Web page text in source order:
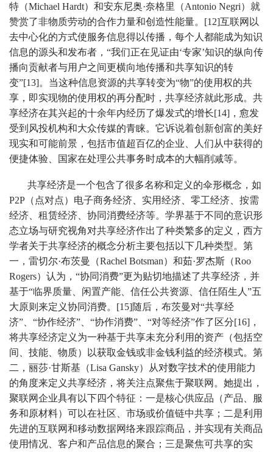
特（Michael Hardt）和安东尼奥·奈格里（Antonio Negri）就
赞赏了非物质劳动的合作力量和创造性能量。[12]互联网以
去中心化的方式使服务信息得以传播，每个人都能成为知识
信息的源头和发布者，“我们正在见证由‘专家’知识的纵向传
播向贡献者与用户之间更横向地传播和共享知识的转
变”[13]。当这种信息资源的共享转变为“物”的使用权的共
享，即实现物的使用权的再分配时，共享经济就此形成。共
享经济在其兴起的十余年内经历了爆发式的增长[14]，愈发
受到风投机构和大众传媒的青睐。它诉说着创新创富的美好
现实和可能前景，包括市值超百亿的企业、人们从中获得的
便捷体验、国家在处理公共事务时成本的大幅削减等。
共享经济是一个包含了很多名称和定义的伞形概念，如
P2P（点对点）电子商务经济、实用经济、零工经济、按需
经济、租赁经济、协同消费经济等。学界基于不同的意识形
态立场与研究视角对共享经济作出了种类繁多的定义，西方
学者关于共享经济的概念分析主要包括以下几种类型。第
一，雷切尔·布茨曼（Rachel Botsman）和茹·罗杰斯（Roo
Rogers）认为，“协同消费”更为贴切地描述了共享经济，并
基于“临界质量、闲置产能、信任公共资源、信任陌生人”五
大原则来定义协同消费。[15]随后，布茨曼对“共享经
济”、“协作经济”、“协作消费”、“对等经济”作了区分[16]，
将共享经济定义为一种基于共享未充分利用的资产（包括空
间、技能、物质）以获取金钱或非金钱利益的经济模式。第
二，丽莎·甘斯基（Lisa Gansky）从对数字技术的使用能力
的角度来定义共享经济，将关注点聚焦于聚联网。她提出，
聚联网企业具有以下四个特征：一是核心供应品（产品、服
务和原材料）可以在社区、市场或价值链中共享；二是利用
先进的互联网和移动数据网络来跟踪商品，并实现有关商品
使用情况、客户和产品信息的聚合；三是聚焦可共享的实